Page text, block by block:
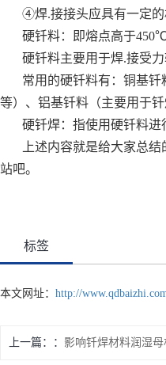
④焊.接接头应具有一定
硬钎料：即熔点高于
硬钎料主要用于焊.接受
常用的硬钎料有：铜基
等）、铝基钎料（主要用于
硬钎焊：指使用硬钎料
上述内容就是给大家总
站吧。
标签
本文网址： http://
上一篇： 影响钎焊材料润湿母